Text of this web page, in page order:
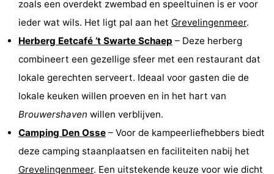
zoals een overdekt zwembad en speeltuinen is er voor
ieder wat wils. Het ligt pal aan het Grevelingenmeer.
Herberg Eetcafé ’t Swarte Schaep – Deze herberg
combineert een gezellige sfeer met een restaurant dat
lokale gerechten serveert. Ideaal voor gasten die de
lokale keuken willen proeven en in het hart van
Brouwershaven willen verblijven.
Camping Den Osse – Voor de kampeerliefhebbers biedt
deze camping staanplaatsen en faciliteiten nabij het
Grevelingenmeer. Een uitstekende keuze voor wie dicht